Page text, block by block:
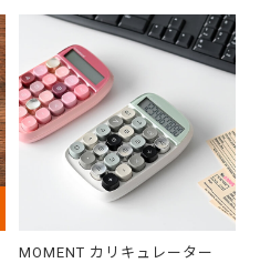
MOMENT カリキュレーター